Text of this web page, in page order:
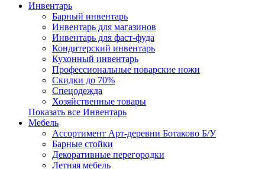
Инвентарь
Барный инвентарь
Инвентарь для магазинов
Инвентарь для фаст-фуда
Кондитерский инвентарь
Кухонный инвентарь
Профессиональные поварские ножи
Скидки до 70%
Спецодежда
Хозяйственные товары
Показать все Инвентарь
Мебель
Ассортимент Арт-деревни Ботаково Б/У
Барные стойки
Декоративные перегородки
Летняя мебель